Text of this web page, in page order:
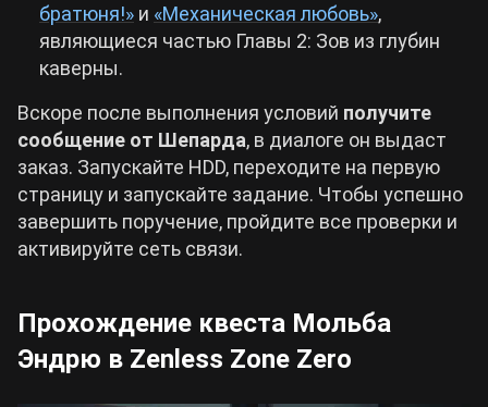
братюня!» и «Механическая любовь»,
являющиеся частью Главы 2: Зов из глубин
каверны.
Вскоре после выполнения условий получите
сообщение от Шепарда, в диалоге он выдаст
заказ. Запускайте HDD, переходите на первую
страницу и запускайте задание. Чтобы успешно
завершить поручение, пройдите все проверки и
активируйте сеть связи.
Прохождение квеста Мольба
Эндрю в Zenless Zone Zero